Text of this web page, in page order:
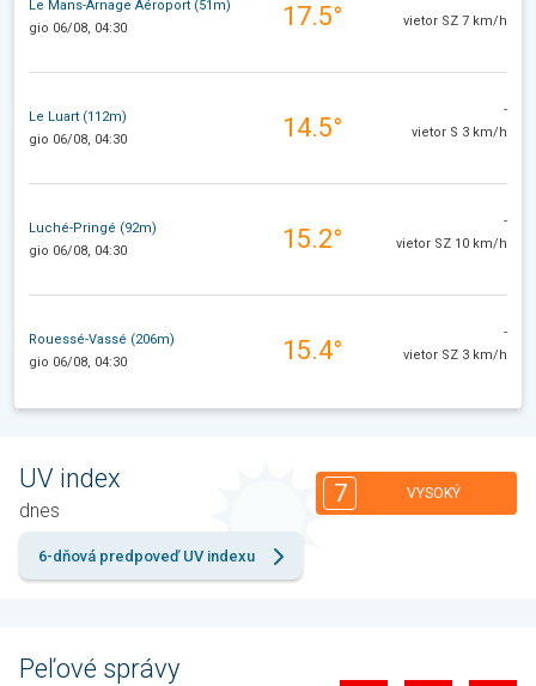
Le Mans-Arnage Aéroport (51m)
gio 06/08, 04:30
17.5°
vietor SZ 7 km/h
Le Luart (112m)
gio 06/08, 04:30
14.5°
-
vietor S 3 km/h
Luché-Pringé (92m)
gio 06/08, 04:30
15.2°
-
vietor SZ 10 km/h
Rouessé-Vassé (206m)
gio 06/08, 04:30
15.4°
-
vietor SZ 3 km/h
UV index
dnes
7 VYSOKÝ
6-dňová predpoveď UV indexu
Peľové správy